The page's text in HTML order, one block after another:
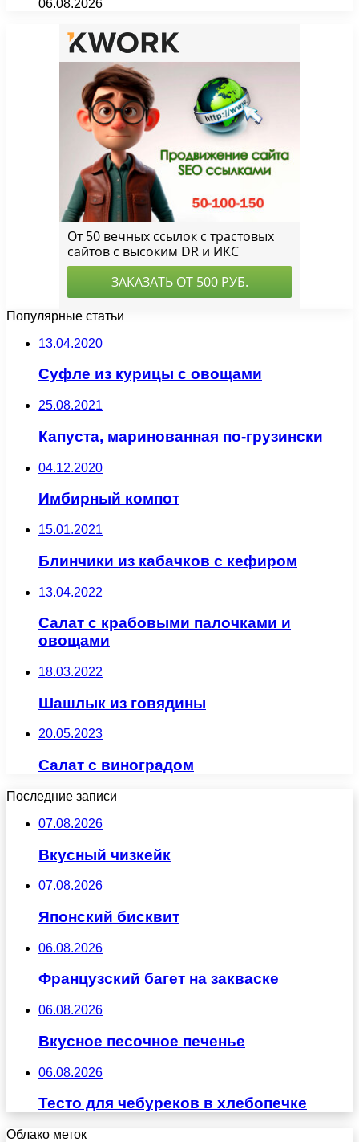
06.08.2026
Популярные статьи
13.04.2020
Суфле из курицы с овощами
25.08.2021
Капуста, маринованная по-грузински
04.12.2020
Имбирный компот
15.01.2021
Блинчики из кабачков с кефиром
13.04.2022
Салат с крабовыми палочками и
овощами
18.03.2022
Шашлык из говядины
20.05.2023
Салат с виноградом
Последние записи
07.08.2026
Вкусный чизкейк
07.08.2026
Японский бисквит
06.08.2026
Французский багет на закваске
06.08.2026
Вкусное песочное печенье
06.08.2026
Тесто для чебуреков в хлебопечке
Облако меток